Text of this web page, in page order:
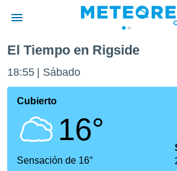
de
por
se
calidad.
a este
las
El Tiempo en Rigside
18:55 Sábado
Cubierto
16°
Sensación de 16°